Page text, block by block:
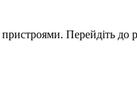
Перейдіть